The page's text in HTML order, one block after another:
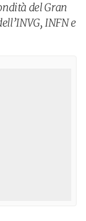
del Gran
INFN e